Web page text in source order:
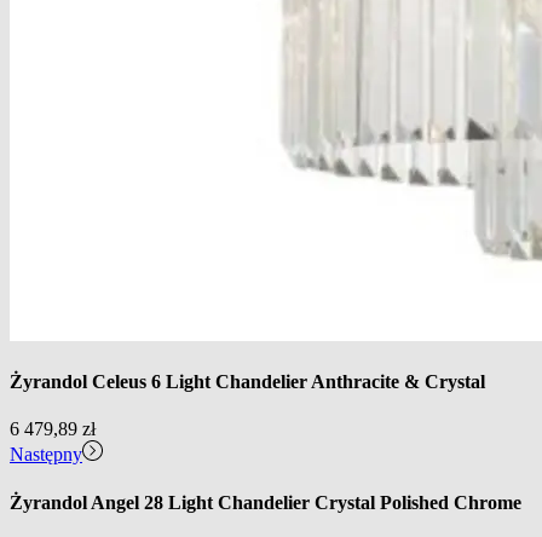
Żyrandol Celeus 6 Light Chandelier Anthracite & Crystal
6 479,89 zł
Następny
Żyrandol Angel 28 Light Chandelier Crystal Polished Chrome